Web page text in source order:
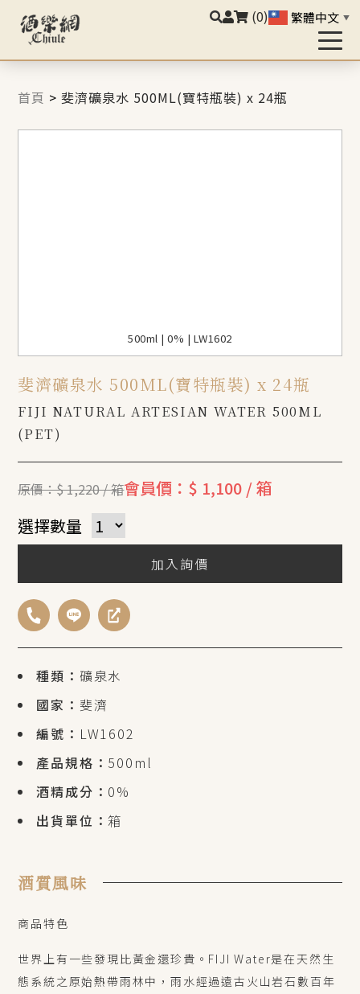
(0) 繁體中文 ▼
首頁 >斐濟礦泉水 500ML(寶特瓶裝) x 24瓶
500ml | 0% | LW1602
斐濟礦泉水 500ML(寶特瓶裝) x 24瓶
FIJI NATURAL ARTESIAN WATER 500ML
(PET)
種類： 礦泉水
國家： 斐濟
編號： LW1602
產品規格： 500ml
酒精成分： 0%
出貨單位：箱
原價：$ 1,220 / 箱會員價：$ 1,100 / 箱
選擇數量
加入詢價
酒質風味
商品特色
世界上有一些發現比黃金還珍貴。FIJI Water是在天然生
態系統之原始熱帶雨林中，雨水經過遠古火山岩石數百年